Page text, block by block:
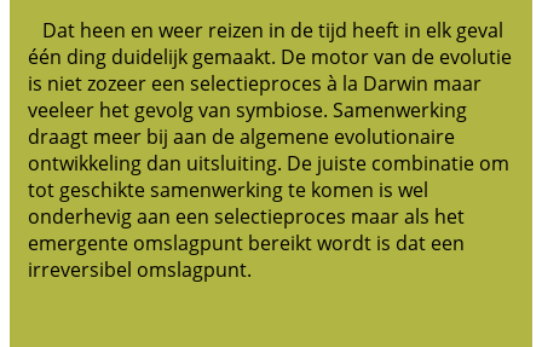
Dat heen en weer reizen in de tijd heeft in elk geval
één ding duidelijk gemaakt. De motor van de evolutie
is niet zozeer een selectieproces à la Darwin maar
veeleer het gevolg van symbiose. Samenwerking
draagt meer bij aan de algemene evolutionaire
ontwikkeling dan uitsluiting. De juiste combinatie om
tot geschikte samenwerking te komen is wel
onderhevig aan een selectieproces maar als het
emergente omslagpunt bereikt wordt is dat een
irreversibel omslagpunt.